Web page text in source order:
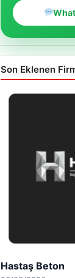
Son Eklenen
Hastaş Beton